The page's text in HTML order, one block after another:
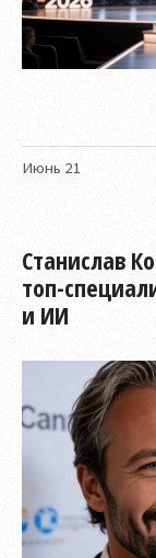
Июнь 21
Станислав
топ-
и ИИ